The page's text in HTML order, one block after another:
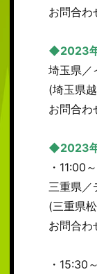
お問合
◆2023
埼玉県／
(埼玉県
お問合
◆2023
・11:00～
三重県／
(三重県
お問合
・15:30～